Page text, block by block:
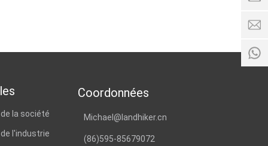
la société
l'industrie
Coordonnées
Michael@landhiker.cn
(86)595-85679072
9
7
2